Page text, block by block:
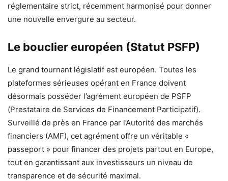
réglementaire strict, récemment harmonisé pour donner
une nouvelle envergure au secteur.
Le bouclier européen (Statut PSFP)
Le grand tournant législatif est européen. Toutes les
plateformes sérieuses opérant en France doivent
désormais posséder l’agrément européen de PSFP
(Prestataire de Services de Financement Participatif).
Surveillé de près en France par l’Autorité des marchés
financiers (AMF), cet agrément offre un véritable «
passeport » pour financer des projets partout en Europe,
tout en garantissant aux investisseurs un niveau de
transparence et de sécurité maximal.